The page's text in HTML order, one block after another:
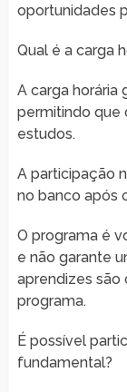
oportunidades
Qual é a carga
A carga horária
permitindo que
estudos.
A participação
no banco após
O programa é
e não garante
aprendizes são
programa.
É possível
fundamental?